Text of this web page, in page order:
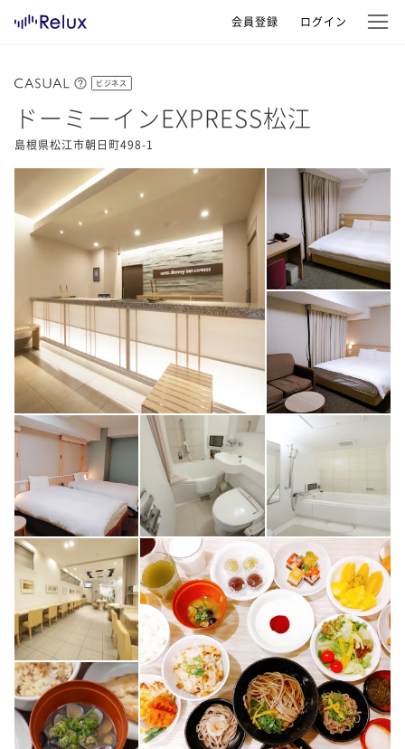
会員登録 ログイン
ビジネス
ドーミーインEXPRESS松江
島根県松江市朝日町498-1